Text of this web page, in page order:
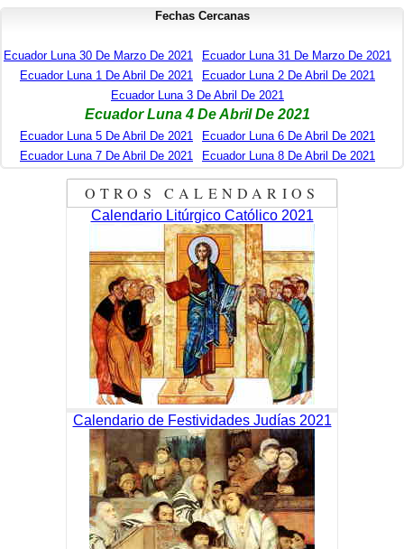
Fechas Cercanas
Ecuador Luna 30 De Marzo De 2021
Ecuador Luna 31 De Marzo De 2021
Ecuador Luna 1 De Abril De 2021
Ecuador Luna 2 De Abril De 2021
Ecuador Luna 3 De Abril De 2021
Ecuador Luna 4 De Abril De 2021
Ecuador Luna 5 De Abril De 2021
Ecuador Luna 6 De Abril De 2021
Ecuador Luna 7 De Abril De 2021
Ecuador Luna 8 De Abril De 2021
OTROS CALENDARIOS
Calendario Litúrgico Católico 2021
Calendario de Festividades Judías 2021